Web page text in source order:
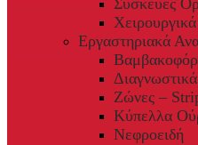
Συσκευές
Εργαστηριακά
Ζώνες –
Κύπελλα
Νεφροειδή